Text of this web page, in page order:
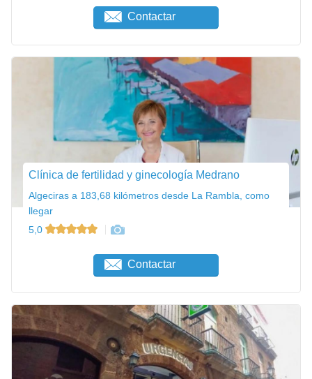
Contactar
Clínica de fertilidad y ginecología Medrano
Algeciras a 183,68 kilómetros desde La Rambla, como
llegar
5,0
Contactar